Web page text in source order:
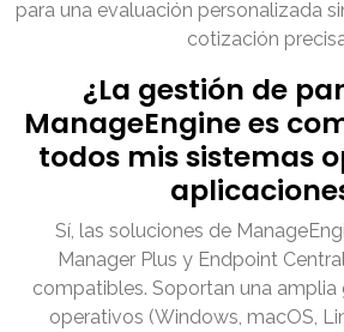
para una evaluación personalizada
cotización
¿La gestión de
ManageEngine es
todos mis sistemas
Sí, las soluciones de
Manager Plus y Endpoint
compatibles. Soportan una amplia
operativos (Windows, macOS,